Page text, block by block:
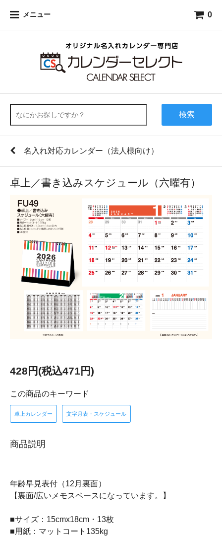
メニュー 0
検索
名入れ対応カレンダー（法人様向け）
卓上／書き込みスケジュール（六曜有）
428円(税込471円)
この商品のキーワード
卓上カレンダー 文字月表・スケジュール
商品説明
年齢早見表付（12月裏面）
【裏面/広いメモスペースになっています。】
■サイズ：15cmx18cm・13枚
■用紙：マットコート135kg